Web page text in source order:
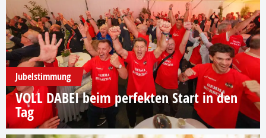
Jubelstimmung
VOLL DABEI beim perfekten Start in den
Tag